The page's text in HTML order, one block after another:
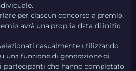
per ciascun concorso a premio.
avrà una propria data di inizio
casualmente utilizzando
una funzione di generazione di
partecipanti che hanno completato